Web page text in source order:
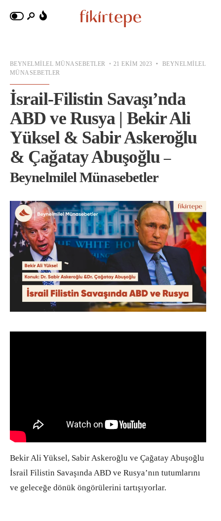
BEYNELMILEL MÜNASEBETLER • 21 EKIM 2023 •
BEYNELMILEL
MÜNASEBETLER
İsrail-Filistin Savaşı’nda
ABD ve Rusya | Bekir Ali
Yüksel & Sabir Askeroğlu
& Çağatay Abuşoğlu–
Beynelmilel Münasebetler
Bekir Ali Yüksel, Sabir Askeroğlu ve Çağatay Abuşoğlu
İsrail Filistin Savaşında ABD ve Rusya’nın tutumlarını
ve geleceğe dönük öngörülerini tartışıyorlar.